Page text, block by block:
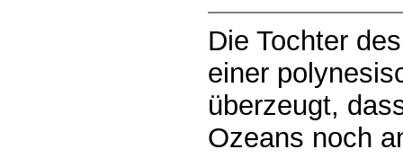
Die Tochter
einer
überzeugt,
Ozeans noch